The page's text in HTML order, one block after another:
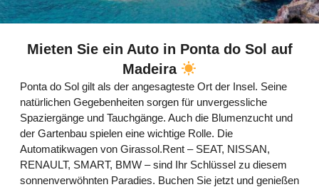
Ponta do Sol auf
Mieten Sie ein Auto in Ponta do Sol auf
Madeira
Ponta do Sol gilt als der angesagteste Ort der Insel. Seine
natürlichen Gegebenheiten sorgen für unvergessliche
Spaziergänge und Tauchgänge. Auch die Blumenzucht und
der Gartenbau spielen eine wichtige Rolle. Die
Automatikwagen von Girassol.Rent – SEAT, NISSAN,
RENAULT, SMART, BMW – sind Ihr Schlüssel zu diesem
sonnenverwöhnten Paradies. Buchen Sie jetzt und genießen